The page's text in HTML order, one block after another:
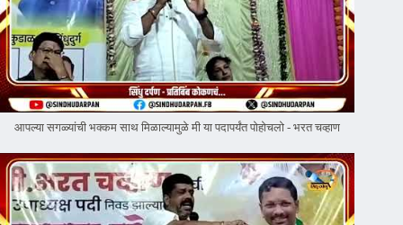
आपल्या सगळ्यांची भक्कम साथ मिळाल्यामुळे मी या पदापर्यंत पोहोचलो - भरत चव्हाण